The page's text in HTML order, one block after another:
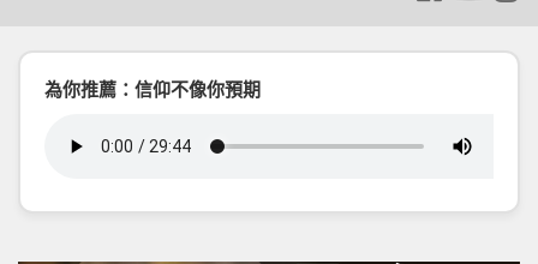
為你推薦：信仰不像你預期